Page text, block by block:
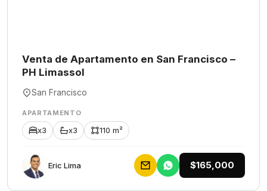
Venta de Apartamento en San Francisco –
PH Limassol
San Francisco
APARTAMENTO
x3 x3 110 m²
Eric Lima $165,000